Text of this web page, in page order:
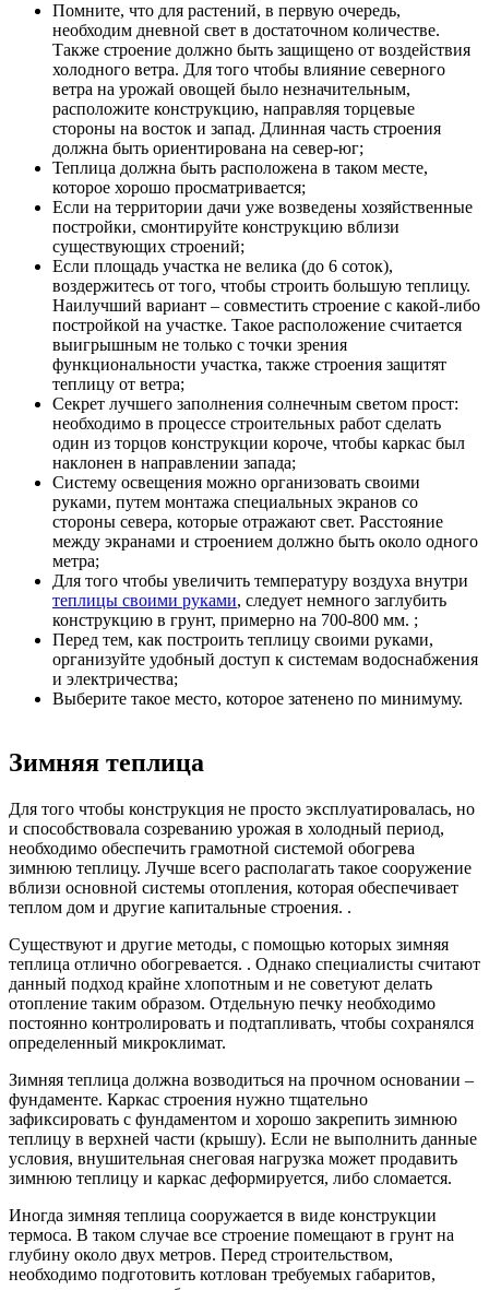
Помните, что для растений, в первую очередь,
необходим дневной свет в достаточном количестве.
Также строение должно быть защищено от воздействия
холодного ветра. Для того чтобы влияние северного
ветра на урожай овощей было незначительным,
расположите конструкцию, направляя торцевые
стороны на восток и запад. Длинная часть строения
должна быть ориентирована на север-юг;
Теплица должна быть расположена в таком месте,
которое хорошо просматривается;
Если на территории дачи уже возведены хозяйственные
постройки, смонтируйте конструкцию вблизи
существующих строений;
Если площадь участка не велика (до 6 соток),
воздержитесь от того, чтобы строить большую теплицу.
Наилучший вариант – совместить строение с какой-либо
постройкой на участке. Такое расположение считается
выигрышным не только с точки зрения
функциональности участка, также строения защитят
теплицу от ветра;
Секрет лучшего заполнения солнечным светом прост:
необходимо в процессе строительных работ сделать
один из торцов конструкции короче, чтобы каркас был
наклонен в направлении запада;
Систему освещения можно организовать своими
руками, путем монтажа специальных экранов со
стороны севера, которые отражают свет. Расстояние
между экранами и строением должно быть около одного
метра;
Для того чтобы увеличить температуру воздуха внутри
теплицы своими руками, следует немного заглубить
конструкцию в грунт, примерно на 700-800 мм. ;
Перед тем, как построить теплицу своими руками,
организуйте удобный доступ к системам водоснабжения
и электричества;
Выберите такое место, которое затенено по минимуму.
Зимняя теплица
Для того чтобы конструкция не просто эксплуатировалась, но
и способствовала созреванию урожая в холодный период,
необходимо обеспечить грамотной системой обогрева
зимнюю теплицу. Лучше всего располагать такое сооружение
вблизи основной системы отопления, которая обеспечивает
теплом дом и другие капитальные строения. .
Существуют и другие методы, с помощью которых зимняя
теплица отлично обогревается. . Однако специалисты считают
данный подход крайне хлопотным и не советуют делать
отопление таким образом. Отдельную печку необходимо
постоянно контролировать и подтапливать, чтобы сохранялся
определенный микроклимат.
Зимняя теплица должна возводиться на прочном основании –
фундаменте. Каркас строения нужно тщательно
зафиксировать с фундаментом и хорошо закрепить зимнюю
теплицу в верхней части (крышу). Если не выполнить данные
условия, внушительная снеговая нагрузка может продавить
зимнюю теплицу и каркас деформируется, либо сломается.
Иногда зимняя теплица сооружается в виде конструкции
термоса. В таком случае все строение помещают в грунт на
глубину около двух метров. Перед строительством,
необходимо подготовить котлован требуемых габаритов,